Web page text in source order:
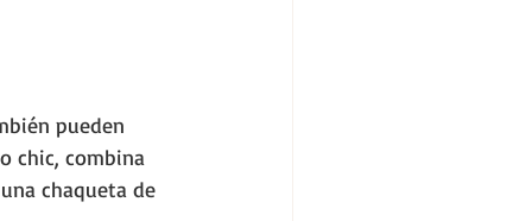
pueden
chic, combina
chaqueta de